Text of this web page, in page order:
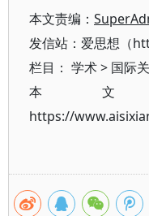
本文责编：
发信站：爱思想（
栏目： 学术> 国际
本
https://